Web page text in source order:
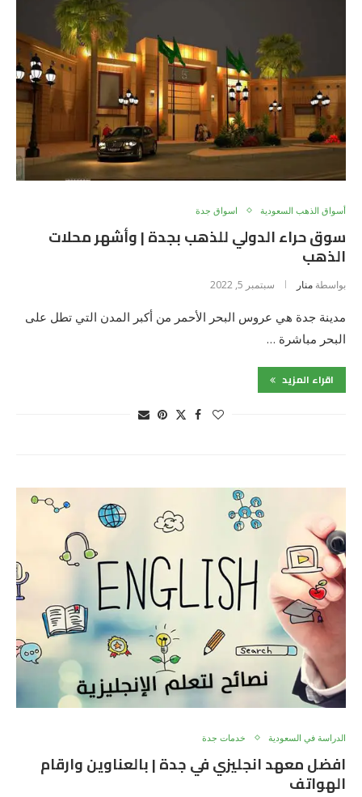
أسواق الذهب السعودية اسواق جدة
سوق حراء الدولي للذهب بجدة | وأشهر محلات
الذهب
بواسطة منار سبتمبر 5, 2022
مدينة جدة هي عروس البحر الأحمر من أكبر المدن التي تطل على
البحر مباشرة …
اقراء المزيد
الدراسة في السعودية خدمات جدة
افضل معهد انجليزي في جدة | بالعناوين وارقام
الهواتف